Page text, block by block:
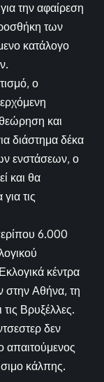
την αφαίρεση
των
κατάλογο
ο
και
διάστημα δέκα
ενστάσεων, ο
και θα
τις
6.000
κέντρα
στην Αθήνα, τη
Βρυξέλλες.
δεν
απαιτούμενος
κάλπης.